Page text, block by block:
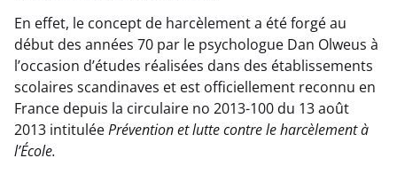
En effet, le concept de harcèlement a été forgé au
début des années 70 par le psychologue Dan Olweus à
l’occasion d’études réalisées dans des établissements
scolaires scandinaves et est officiellement reconnu en
France depuis la circulaire no 2013-100 du 13 août
2013 intituléePrévention et lutte contre le harcèlement à
l’École.